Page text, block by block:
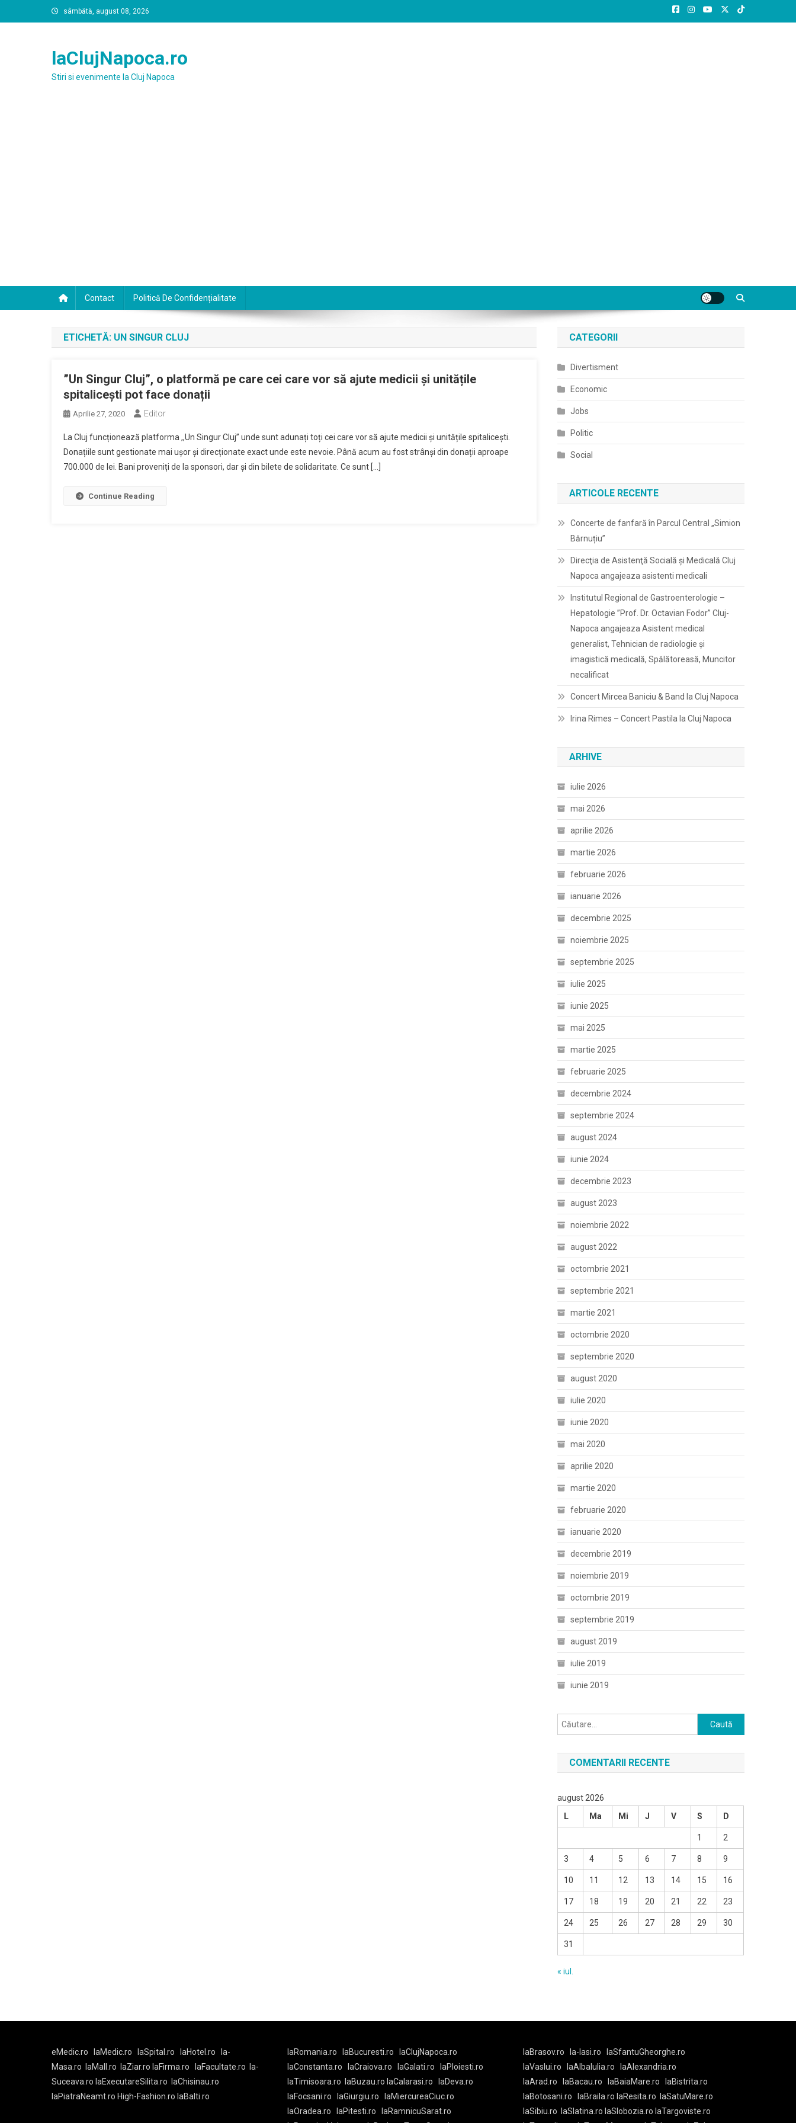
to
sâmbătă, august 08, 2026
laClujNapoca.ro
Stiri si evenimente la Cluj Napoca
Contact Politică De Confidențialitate
ETICHETĂ: UN SINGUR CLUJ
”Un Singur Cluj”, o platformă pe care cei care vor să ajute medicii și unitățile
spitalicești pot face donații
Aprilie 27, 2020 Editor
La Cluj funcționează platforma ,,Un Singur Cluj” unde sunt adunați toți cei care vor să ajute medicii și unitățile spitalicești.
Donațiile sunt gestionate mai ușor și direcționate exact unde este nevoie. Până acum au fost strânși din donații aproape
700.000 de lei. Bani proveniți de la sponsori, dar și din bilete de solidaritate. Ce sunt […]
Continue Reading
CATEGORII
Divertisment
Economic
Jobs
Politic
Social
ARTICOLE RECENTE
Concerte de fanfară în Parcul Central „Simion
Bărnuțiu”
Direcţia de Asistenţă Socială şi Medicală Cluj
Napoca angajeaza asistenti medicali
Institutul Regional de Gastroenterologie –
Hepatologie ”Prof. Dr. Octavian Fodor” Cluj-
Napoca angajeaza Asistent medical
generalist, Tehnician de radiologie și
imagistică medicală, Spălătoreasă, Muncitor
necalificat
Concert Mircea Baniciu & Band la Cluj Napoca
Irina Rimes – Concert Pastila la Cluj Napoca
ARHIVE
iulie 2026
mai 2026
aprilie 2026
martie 2026
februarie 2026
ianuarie 2026
decembrie 2025
noiembrie 2025
septembrie 2025
iulie 2025
iunie 2025
mai 2025
martie 2025
februarie 2025
decembrie 2024
septembrie 2024
august 2024
iunie 2024
decembrie 2023
august 2023
noiembrie 2022
august 2022
octombrie 2021
septembrie 2021
martie 2021
octombrie 2020
septembrie 2020
august 2020
iulie 2020
iunie 2020
mai 2020
aprilie 2020
martie 2020
februarie 2020
ianuarie 2020
decembrie 2019
noiembrie 2019
octombrie 2019
septembrie 2019
august 2019
iulie 2019
iunie 2019
Caută
după:
COMENTARII RECENTE
august 2026
L
Ma Mi J V S D
1 2
3 4 5 6 7 8 9
10 11 12 13 14 15 16
17 18 19 20 21 22 23
24 25 26 27 28 29 30
31
« iul.
eMedic.ro laMedic.ro laSpital.ro laHotel.ro
la-
Masa.ro
laMall.ro laZiar.ro laFirma.ro laFacultate.ro
la-
Suceava.ro laExecutareSilita.ro
laChisinau.ro
laPiatraNeamt.ro High-Fashion.ro laBalti.ro
laRomania.ro laBucuresti.ro
laClujNapoca.ro
laConstanta.ro
laCraiova.ro laGalati.ro
laPloiesti.ro
laTimisoara.ro
laBuzau.ro laCalarasi.ro
laDeva.ro
laFocsani.ro
laGiurgiu.ro
laMiercureaCiuc.ro
laOradea.ro
laPitesti.ro
laRamnicuSarat.ro
laBrasov.ro la-Iasi.ro
laSfantuGheorghe.ro
laVaslui.ro
laAlbaIulia.ro
laAlexandria.ro
laArad.ro
laBacau.ro laBaiaMare.ro
laBistrita.ro
laBotosani.ro
laBraila.ro laResita.ro
laSatuMare.ro
laSibiu.ro
laSlatina.ro laSlobozia.ro laTargoviste.ro